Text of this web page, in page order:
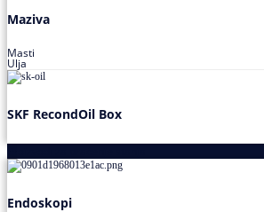
Maziva
Masti
Ulja
SKF RecondOil Box
Endoskopi